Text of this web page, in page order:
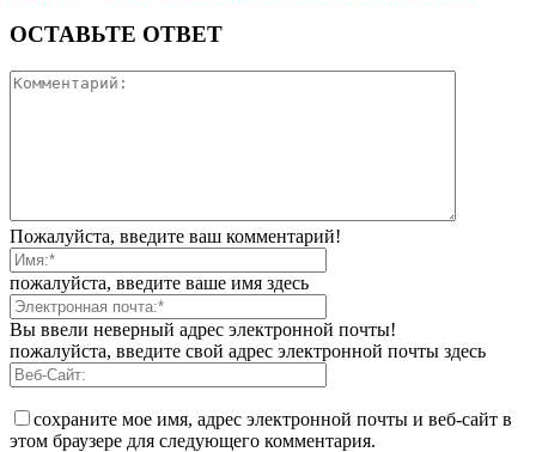
ОСТАВЬТЕ ОТВЕТ
Пожалуйста, введите ваш комментарий!
пожалуйста, введите ваше имя здесь
Вы ввели неверный адрес электронной почты!
пожалуйста, введите свой адрес электронной почты здесь
сохраните мое имя, адрес электронной почты и веб-сайт в
этом браузере для следующего комментария.